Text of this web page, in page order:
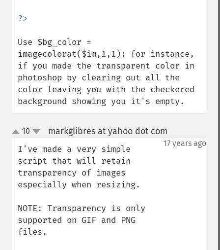
?>
Use $bg_color =
imagecolorat($im,1,1); for instance,
if you made the transparent color in
photoshop by clearing out all the
color leaving you with the checkered
background showing you it's empty.
up
down
10 markglibres at yahoo dot com
17 years ago
I've made a very simple
script that will retain
transparency of images
especially when resizing.
NOTE: Transparency is only
supported on GIF and PNG
files.